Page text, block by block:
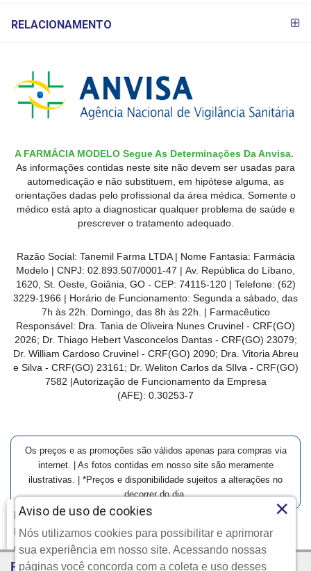
Farmácia Modelo | Goiânia | Entrega Imediata e Clique-
Retire
Clique aqui...
Por:R$ 164,88
RELACIONAMENTO
A FARMÁCIA MODELO Segue As Determinações Da Anvisa.
As informações contidas neste site não devem ser usadas para
automedicação e não substituem, em hipótese alguma, as
orientações dadas pelo profissional da área médica. Somente o
médico está apto a diagnosticar qualquer problema de saúde e
prescrever o tratamento adequado.
Razão Social: Tanemil Farma LTDA | Nome Fantasia: Farmácia
Modelo | CNPJ: 02.893.507/0001-47 | Av. República do Líbano,
1620, St. Oeste, Goiânia, GO - CEP: 74115-120 | Telefone: (62)
3229-1966 | Horário de Funcionamento: Segunda a sábado, das
7h às 22h. Domingo, das 8h às 22h. | Farmacêutico
Responsável: Dra. Tania de Oliveira Nunes Cruvinel - CRF(GO)
2026; Dr. Thiago Hebert Vasconcelos Dantas - CRF(GO) 23079;
Dr. William Cardoso Cruvinel - CRF(GO) 2090; Dra. Vitoria Abreu
e Silva - CRF(GO) 23161; Dr. Weliton Carlos da SIlva - CRF(GO)
7582 |Autorização de Funcionamento da Empresa
(AFE): 0.30253-7
Os preços e as promoções são válidos apenas para compras via
internet. | As fotos contidas em nosso site são meramente
ilustrativas. | *Preços e disponibilidade sujeitos a alterações no
decorrer do dia.
Copyright © 2026 Farmácia Modelo - Todos os direitos
reservados.
Aviso de uso de cookies
Nós utilizamos cookies para possibilitar e aprimorar
sua experiência em nosso site. Acessando nossas
páginas você concorda com a coleta e uso desses
×